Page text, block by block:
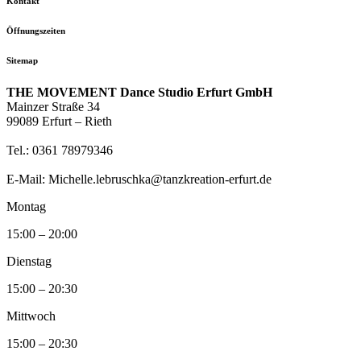
Öffnungszeiten
Sitemap
THE MOVEMENT Dance Studio Erfurt GmbH
Mainzer Straße 34
99089 Erfurt – Rieth
Tel.: 0361 78979346
E-Mail: Michelle.lebruschka@tanzkreation-erfurt.de
Montag
15:00 – 20:00
Dienstag
15:00 – 20:30
Mittwoch
15:00 – 20:30